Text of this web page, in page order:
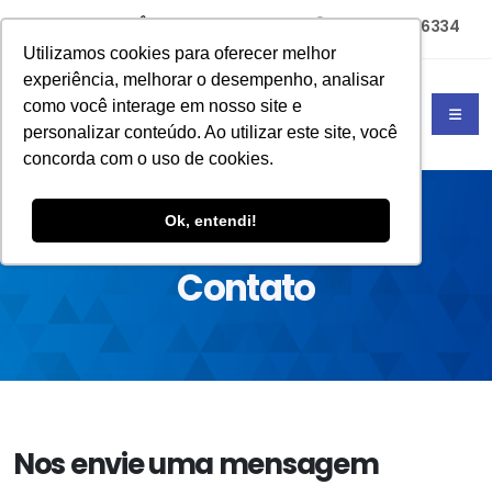
Utilizamos cookies para oferecer melhor
experiência, melhorar o desempenho, analisar
como você interage em nosso site e
personalizar conteúdo. Ao utilizar este site, você
concorda com o uso de cookies.
Ok, entendi!
(11) 94785-6334
Contato
Nos envie uma mensagem